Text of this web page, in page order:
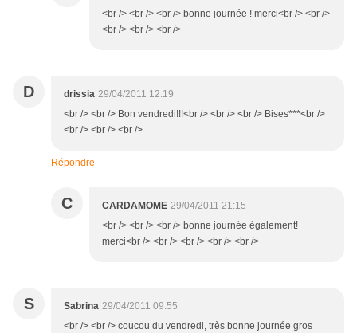
<br /> <br /> <br /> bonne journée ! merci<br /> <br />
<br /> <br /> <br />
D drissia 29/04/2011 12:19
<br /> <br /> Bon vendredi!!!<br /> <br /> <br /> Bises***<br />
<br /> <br /> <br />
Répondre
C CARDAMOME 29/04/2011 21:15
<br /> <br /> <br /> bonne journée également!
merci<br /> <br /> <br /> <br /> <br />
S Sabrina 29/04/2011 09:55
<br /> <br /> coucou du vendredi, très bonne journée gros